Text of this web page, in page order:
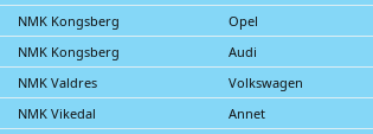
NMK Kongsberg
Opel
NMK Kongsberg
Audi
NMK Valdres
Volkswagen
NMK Vikedal
Annet